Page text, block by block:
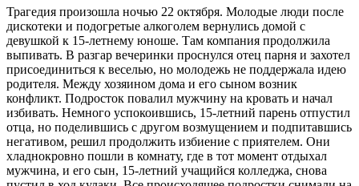
Трагедия произошла ночью 22 октября. Молодые люди после
дискотеки и подогретые алкоголем вернулись домой с
девушкой к 15-летнему юноше. Там компания продолжила
выпивать. В разгар вечеринки проснулся отец парня и захотел
присоединиться к веселью, но молодежь не поддержала идею
родителя. Между хозяином дома и его сыном возник
конфликт. Подросток повалил мужчину на кровать и начал
избивать. Немного успокоившись, 15-летний парень отпустил
отца, но поделившись с другом возмущением и подпитавшись
негативом, решил продолжить избиение с приятелем. Они
хладнокровно пошли в комнату, где в тот момент отдыхал
мужчина, и его сын, 15-летний учащийся колледжа, снова